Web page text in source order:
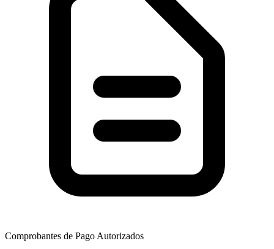
Comprobantes de Pago Autorizados